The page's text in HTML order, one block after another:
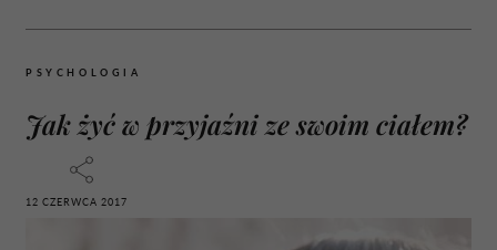
PSYCHOLOGIA
Jak żyć w przyjaźni ze swoim ciałem?
12 CZERWCA 2017